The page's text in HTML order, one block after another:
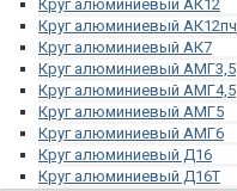
Круг алюминиевый АК12
Круг алюминиевый АК12пч
Круг алюминиевый АК7
Круг алюминиевый АМГ3,5
Круг алюминиевый АМГ4,5
Круг алюминиевый АМГ5
Круг алюминиевый АМГ6
Круг алюминиевый Д16
Круг алюминиевый Д16Т